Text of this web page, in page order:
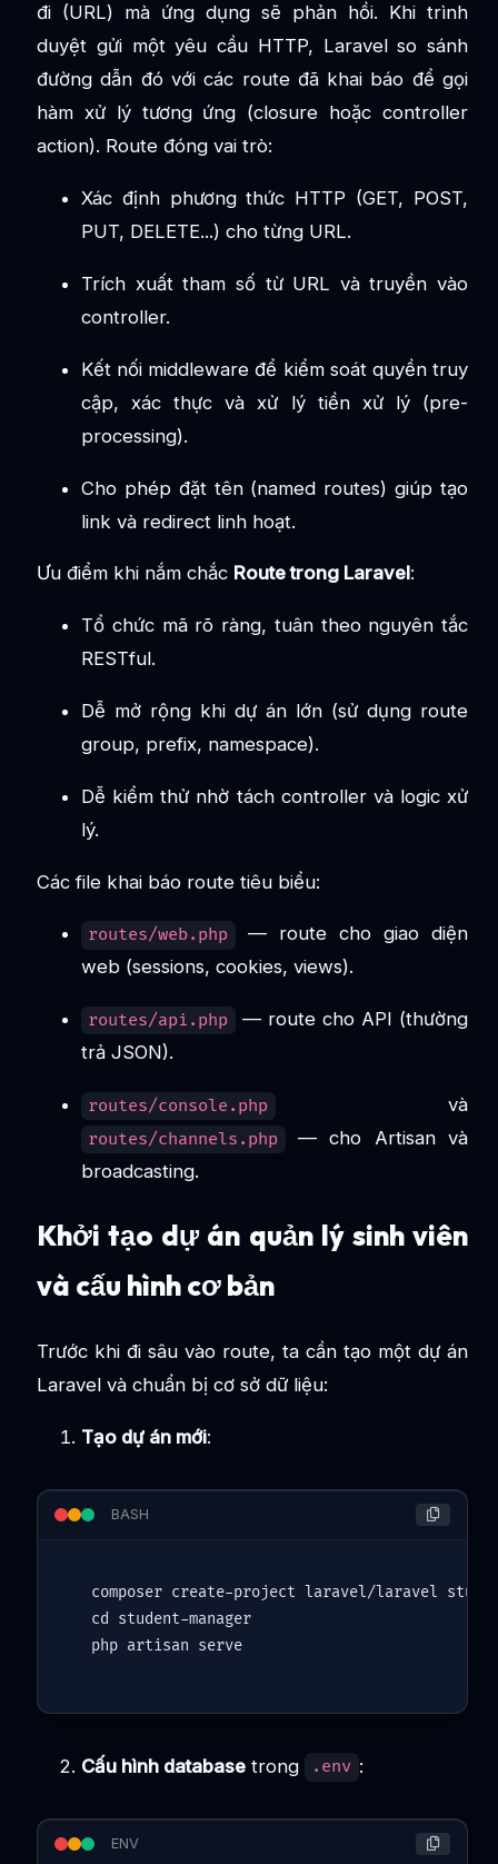
đi (URL) mà ứng dụng sẽ phản hồi. Khi trình
duyệt gửi một yêu cầu HTTP, Laravel so sánh
đường dẫn đó với các route đã khai báo để gọi
hàm xử lý tương ứng (closure hoặc controller
action). Route đóng vai trò:
Xác định phương thức HTTP (GET, POST,
PUT, DELETE...) cho từng URL.
Trích xuất tham số từ URL và truyền vào
controller.
Kết nối middleware để kiểm soát quyền truy
cập, xác thực và xử lý tiền xử lý (pre-
processing).
Cho phép đặt tên (named routes) giúp tạo
link và redirect linh hoạt.
Ưu điểm khi nắm chắc Route trong Laravel:
Tổ chức mã rõ ràng, tuân theo nguyên tắc
RESTful.
Dễ mở rộng khi dự án lớn (sử dụng route
group, prefix, namespace).
Dễ kiểm thử nhờ tách controller và logic xử
lý.
Các file khai báo route tiêu biểu:
routes/web.php
— route cho giao diện
web (sessions, cookies, views).
routes/api.php
— route cho API (thường
trả JSON).
routes/console.php và
routes/channels.php
— cho Artisan và
broadcasting.
Khởi tạo dự án quản lý sinh viên
và cấu hình cơ bản
Trước khi đi sâu vào route, ta cần tạo một dự án
Laravel và chuẩn bị cơ sở dữ liệu:
Tạo dự án mới:
BASH
cd
student-manager
Cấu hình database trong .env :
ENV